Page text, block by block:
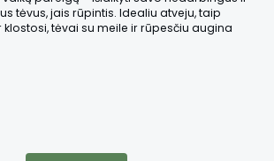
tėvus, jais rūpintis. Idealiu atveju, taip
tėvai su meile ir rūpesčiu augina